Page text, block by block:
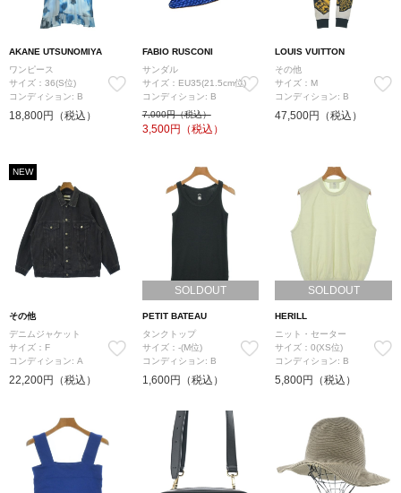
AKANE UTSUNOMIYA
ワンピース
サイズ：36(S位)
コンディション: B
18,800円（税込）
FABIO RUSCONI
サンダル
サイズ：EU35(21.5cm位)
コンディション: B
7,000円（税込）
3,500円（税込）
LOUIS VUITTON
その他
サイズ：M
コンディション: B
47,500円（税込）
NEW
その他
デニムジャケット
サイズ：F
コンディション: A
22,200円（税込）
SOLDOUT
PETIT BATEAU
タンクトップ
サイズ：-(M位)
コンディション: B
1,600円（税込）
SOLDOUT
HERILL
ニット・セーター
サイズ：0(XS位)
コンディション: B
5,800円（税込）